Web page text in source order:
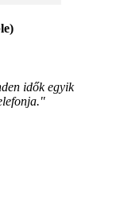
idők egyik